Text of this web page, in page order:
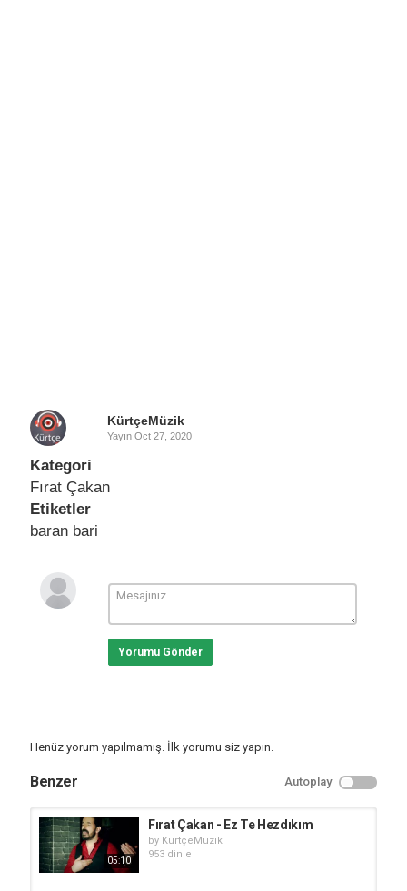
KürtçeMüzik
Yayın Oct 27, 2020
Kategori
Fırat Çakan
Etiketler
baran bari
Yorumu Gönder
Henüz yorum yapılmamış. İlk yorumu siz yapın.
Benzer Autoplay
05:10
Fırat Çakan - Ez Te Hezdıkım
by KürtçeMüzik
953 dinle